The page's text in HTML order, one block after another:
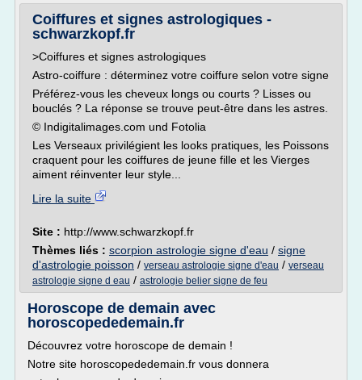
Coiffures et signes astrologiques -
schwarzkopf.fr
>Coiffures et signes astrologiques
Astro-coiffure : déterminez votre coiffure selon votre signe
Préférez-vous les cheveux longs ou courts ? Lisses ou
bouclés ? La réponse se trouve peut-être dans les astres.
© Indigitalimages.com und Fotolia
Les Verseaux privilégient les looks pratiques, les Poissons
craquent pour les coiffures de jeune fille et les Vierges
aiment réinventer leur style...
Lire la suite
Site : http://www.schwarzkopf.fr
Thèmes liés : scorpion astrologie signe d'eau / signe
d'astrologie poisson / verseau astrologie signe d'eau / verseau
astrologie signe d eau / astrologie belier signe de feu
Horoscope de demain avec
horoscopededemain.fr
Découvrez votre horoscope de demain !
Notre site horoscopededemain.fr vous donnera